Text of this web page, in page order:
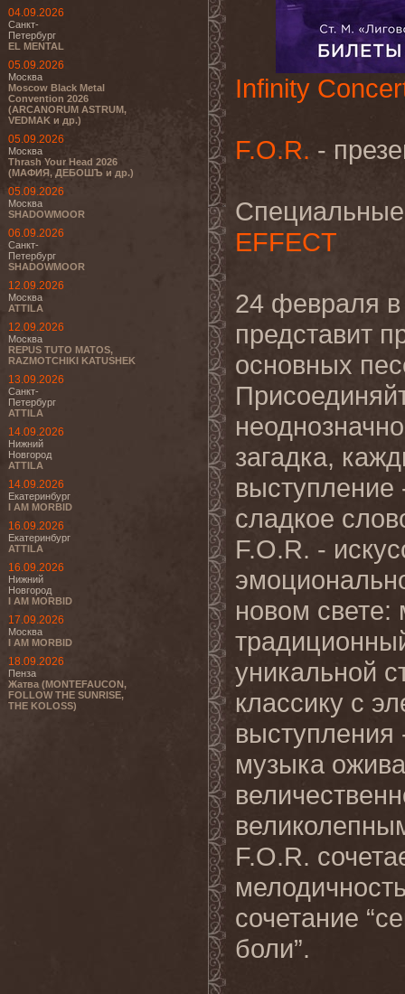
04.09.2026
Санкт-
Петербург
EL MENTAL
05.09.2026
Москва
Moscow Black Metal
Convention 2026
(ARCANORUM ASTRUM,
VEDMAK и др.)
05.09.2026
Москва
Thrash Your Head 2026
(МАФИЯ, ДЕБОШЪ и др.)
05.09.2026
Москва
SHADOWMOOR
06.09.2026
Санкт-
Петербург
SHADOWMOOR
12.09.2026
Москва
ATTILA
12.09.2026
Москва
REPUS TUTO MATOS,
RAZMOTCHIKI KATUSHEK
13.09.2026
Санкт-
Петербург
ATTILA
14.09.2026
Нижний
Новгород
ATTILA
14.09.2026
Екатеринбург
I AM MORBID
16.09.2026
Екатеринбург
ATTILA
16.09.2026
Нижний
Новгород
I AM MORBID
17.09.2026
Москва
I AM MORBID
18.09.2026
Пенза
Жатва (MONTEFAUCON,
FOLLOW THE SUNRISE,
THE KOLOSS)
Infinity
F.O.R. -
EFFECT
24 февраля
представит
основных
загадка,
выступление
сладкое
F.O.R. -
новом свете:
уникальной
классику с
выступления
музыка
F.O.R.
сочетание
боли”.